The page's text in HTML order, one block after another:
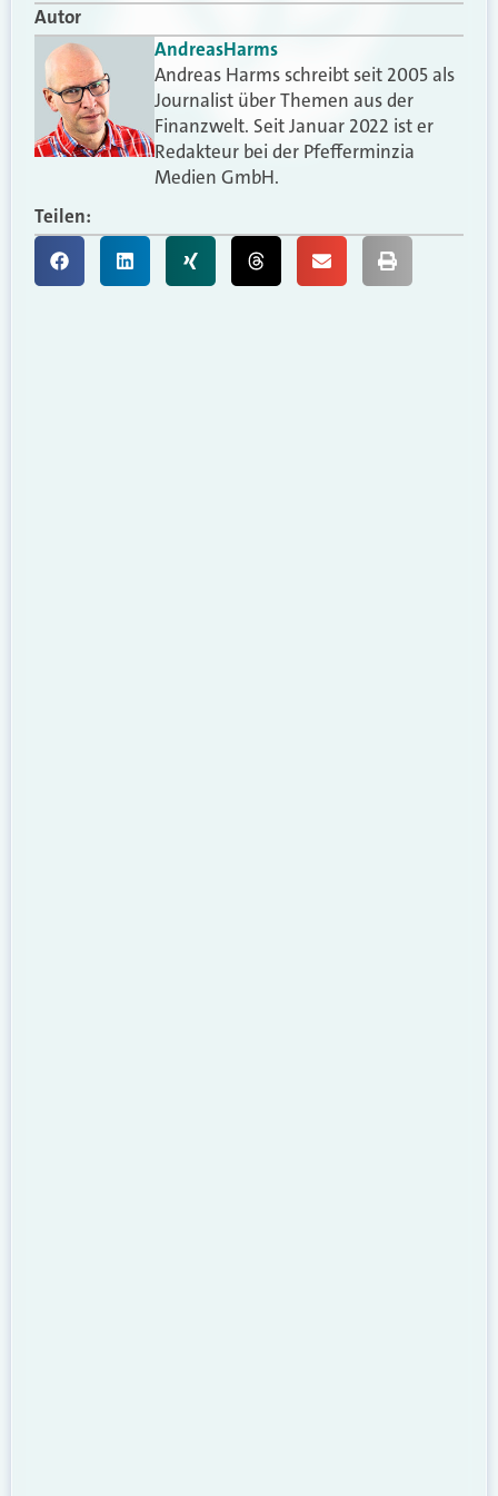
Autor
AndreasHarms
Andreas Harms schreibt seit 2005 als
Journalist über Themen aus der
Finanzwelt. Seit Januar 2022 ist er
Redakteur bei der Pfefferminzia
Medien GmbH.
Teilen: